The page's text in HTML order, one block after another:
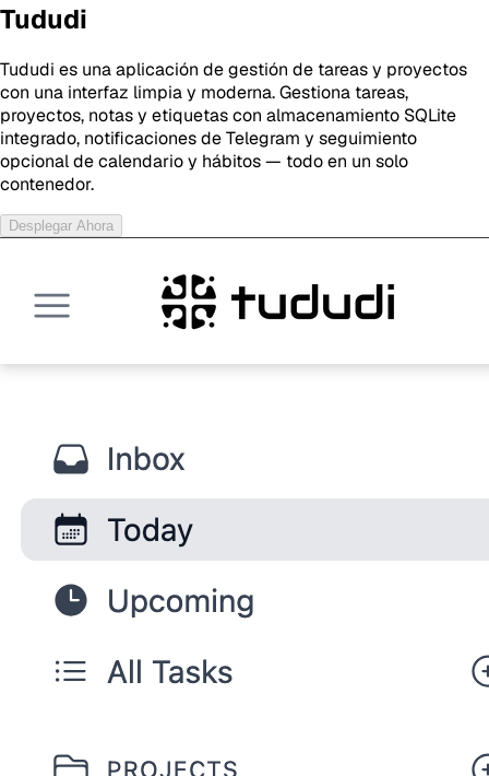
Tududi
Tududi es una aplicación de gestión de tareas y proyectos
con una interfaz limpia y moderna. Gestiona tareas,
proyectos, notas y etiquetas con almacenamiento SQLite
integrado, notificaciones de Telegram y seguimiento
opcional de calendario y hábitos — todo en un solo
contenedor.
Desplegar Ahora